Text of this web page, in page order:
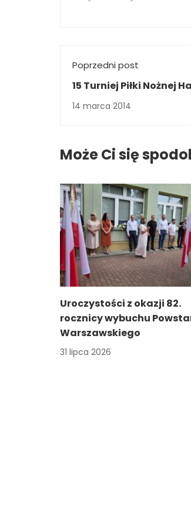
Poprzedni post
15 Turniej Piłki Nożnej
tygodnika „Co słychać”
14 marca 2014
Może Ci się
Uroczystości z okazji 82.
rocznicy wybuchu
Warszawskiego
31 lipca 2026